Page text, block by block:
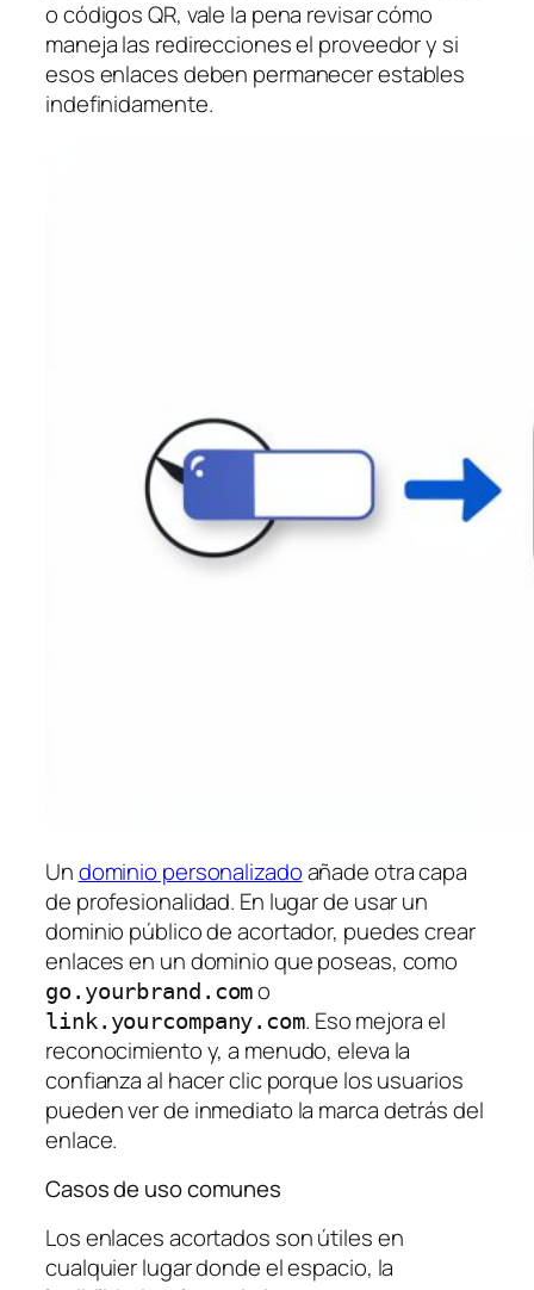
o códigos QR, vale la pena revisar cómo
maneja las redirecciones el proveedor y si
esos enlaces deben permanecer estables
indefinidamente.
Undominio personalizadoañade otra capa
de profesionalidad. En lugar de usar un
dominio público de acortador, puedes crear
enlaces en un dominio que poseas, como
go.yourbrand.como
link.yourcompany.com. Eso mejora el
reconocimiento y, a menudo, eleva la
confianza al hacer clic porque los usuarios
pueden ver de inmediato la marca detrás del
enlace.
Casos de uso comunes
Los enlaces acortados son útiles en
cualquier lugar donde el espacio, la